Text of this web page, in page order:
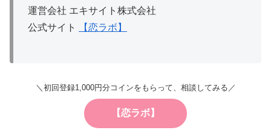
運営会社 エキサイト株式会社
公式サイト
【恋ラボ】
＼初回登録1,000円分コインをもらって、相談してみる／
【恋ラボ】